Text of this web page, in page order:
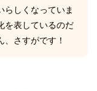
らしくなっていま
を表しているのだ
、さすがです！